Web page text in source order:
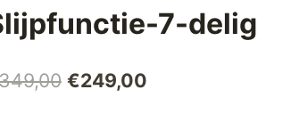
7-delig
Oorspronkelijke
€249,00Huidige